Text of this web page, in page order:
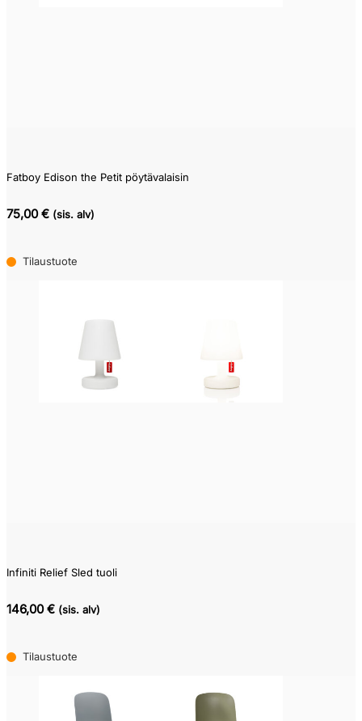
Fatboy Edison the Petit pöytävalaisin
75,00 € (sis. alv)
Tilaustuote
Infiniti Relief Sled tuoli
146,00 € (sis. alv)
Tilaustuote